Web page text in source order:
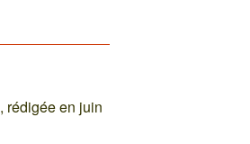
, rédigée en juin